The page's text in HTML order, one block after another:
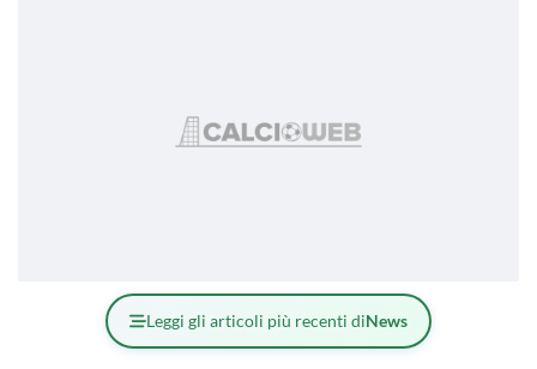
Leggi gli articoli più recenti diNews